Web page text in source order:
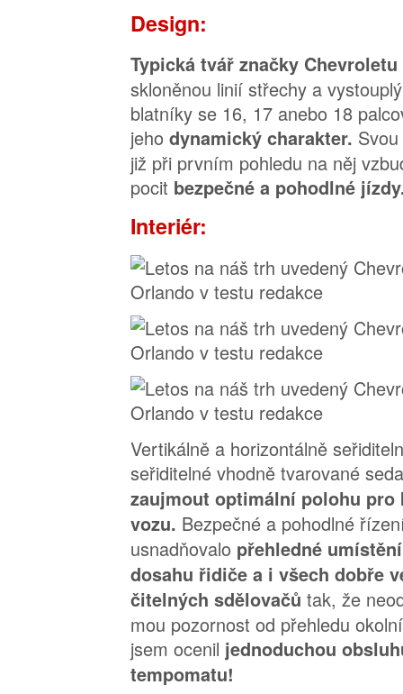
Design:
Typická tvář značky Chevroletu
skloněnou linií střechy a
blatníky se 16, 17 anebo 18
jeho dynamický charakter.
již při prvním pohledu na něj
pocit bezpečné a pohodlné
Interiér:
Vertikálně a horizontálně
seřiditelné vhodně tvarované
zaujmout optimální polohu pro
vozu. Bezpečné a pohodlné
usnadňovalo přehledné
dosahu řidiče a i všech dobře
čitelných sdělovačů tak, že
mou pozornost od přehledu
jsem ocenil jednoduchou
tempomatu!